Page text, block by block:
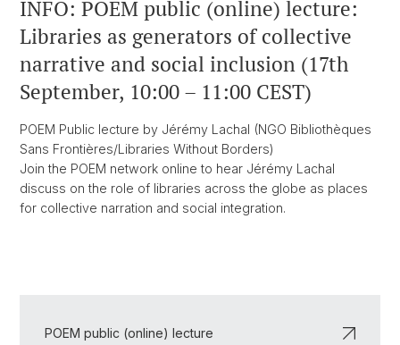
INFO: POEM public (online) lecture:
Libraries as generators of collective
narrative and social inclusion (17th
September, 10:00 – 11:00 CEST)
POEM Public lecture by Jérémy Lachal (NGO Bibliothèques
Sans Frontières/Libraries Without Borders)
Join the POEM network online to hear Jérémy Lachal
discuss on the role of libraries across the globe as places
for collective narration and social integration.
POEM public (online) lecture